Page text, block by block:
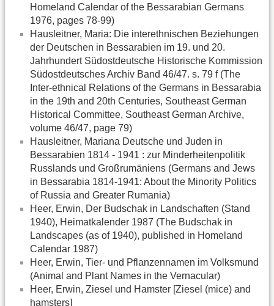
Homeland Calendar of the Bessarabian Germans
1976, pages 78-99)
Hausleitner, Maria: Die interethnischen Beziehungen
der Deutschen in Bessarabien im 19. und 20.
Jahrhundert Südostdeutsche Historische Kommission
Südostdeutsches Archiv Band 46/47. s. 79 f (The
Inter-ethnical Relations of the Germans in Bessarabia
in the 19th and 20th Centuries, Southeast German
Historical Committee, Southeast German Archive,
volume 46/47, page 79)
Hausleitner, Mariana Deutsche und Juden in
Bessarabien 1814 - 1941 : zur Minderheitenpolitik
Russlands und Großrumäniens (Germans and Jews
in Bessarabia 1814-1941: About the Minority Politics
of Russia and Greater Rumania)
Heer, Erwin, Der Budschak in Landschaften (Stand
1940), Heimatkalender 1987 (The Budschak in
Landscapes (as of 1940), published in Homeland
Calendar 1987)
Heer, Erwin, Tier- und Pflanzennamen im Volksmund
(Animal and Plant Names in the Vernacular)
Heer, Erwin, Ziesel und Hamster [Ziesel (mice) and
hamsters]